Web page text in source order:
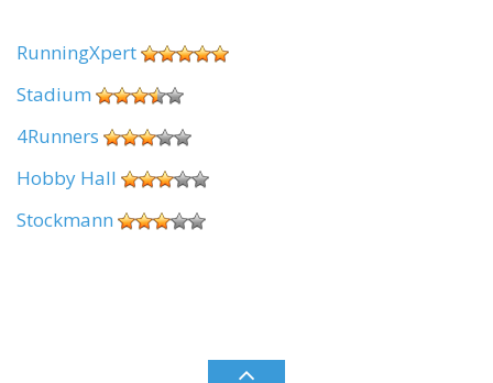
RunningXpert
Stadium
4Runners
Hobby Hall
Stockmann